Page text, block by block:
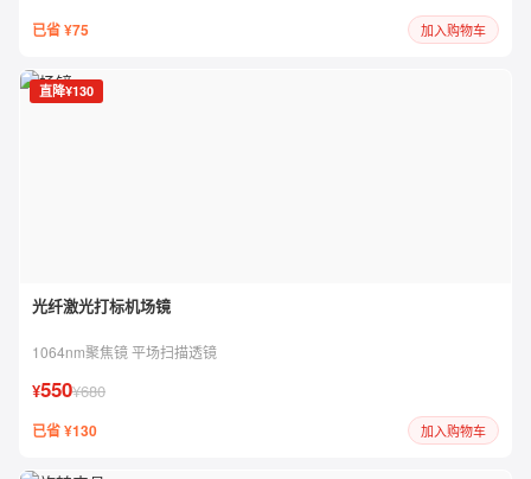
已省 ¥75 加入购物车
直降¥130
光纤激光打标机场镜
1064nm聚焦镜 平场扫描透镜
¥550¥680
已省 ¥130 加入购物车